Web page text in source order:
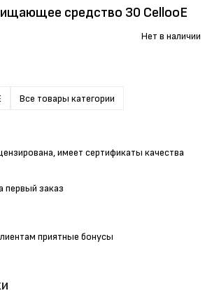
средство 30 CellooE
Все товары категории
Нет в наличии
имеет сертификаты качества
первый заказ
приятные бонусы